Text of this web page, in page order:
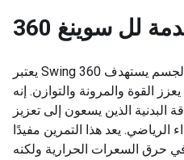
لل سوينغ 360
يعتبر Swing 360 تمرينًا ديناميكيًا لكامل الجسم يستهدف
القوة والمرونة والتوازن. إنه
البدنية الذين يسعون إلى تعزيز
الرياضي. يعد هذا التمرين مفيدًا
في حرق السعرات الحرارية ولكنه